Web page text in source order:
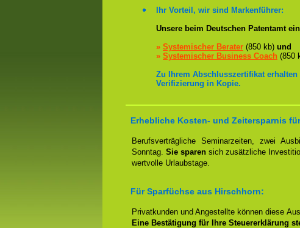
Ihr Vorteil, wir sind Markenführer:
Unsere beim Deutschen Patentamt
» Systemischer Berater (850 kb) und
» Systemischer Business Coach (850
Zu Ihrem Abschlusszertifikat
Verifizierung in Kopie.
Erhebliche Kosten- und Zeitersparnis
Berufsverträgliche Seminarzeiten, zwei
Sonntag.Sie sparensich zusätzliche
wertvolle Urlaubstage.
Für Sparfüchse aus Hirschhorn:
Privatkunden und Angestellte können diese
Eine Bestätigung für Ihre Steuererklärung